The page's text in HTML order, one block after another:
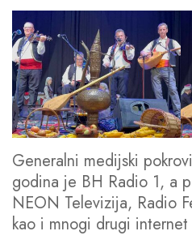
Generalni medijski
godina je BH Radio 1, a
NEON Televizija, Radio
kao i mnogi drugi